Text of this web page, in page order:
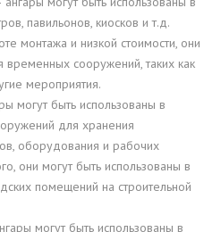
павильонов, киосков и т.д.
монтажа и низкой стоимости, они
сооружений, таких как
мероприятия.
могут быть использованы в
для хранения
оборудования и рабочих
они могут быть использованы в
помещений на строительной
могут быть использованы в